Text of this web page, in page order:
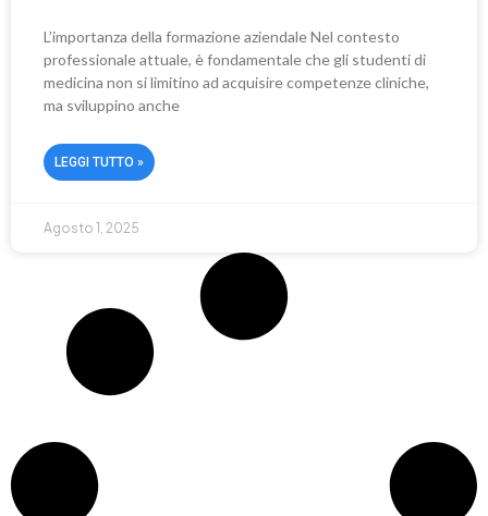
L’importanza della formazione aziendale Nel contesto
professionale attuale, è fondamentale che gli studenti di
medicina non si limitino ad acquisire competenze cliniche,
ma sviluppino anche
LEGGI TUTTO »
Agosto 1, 2025